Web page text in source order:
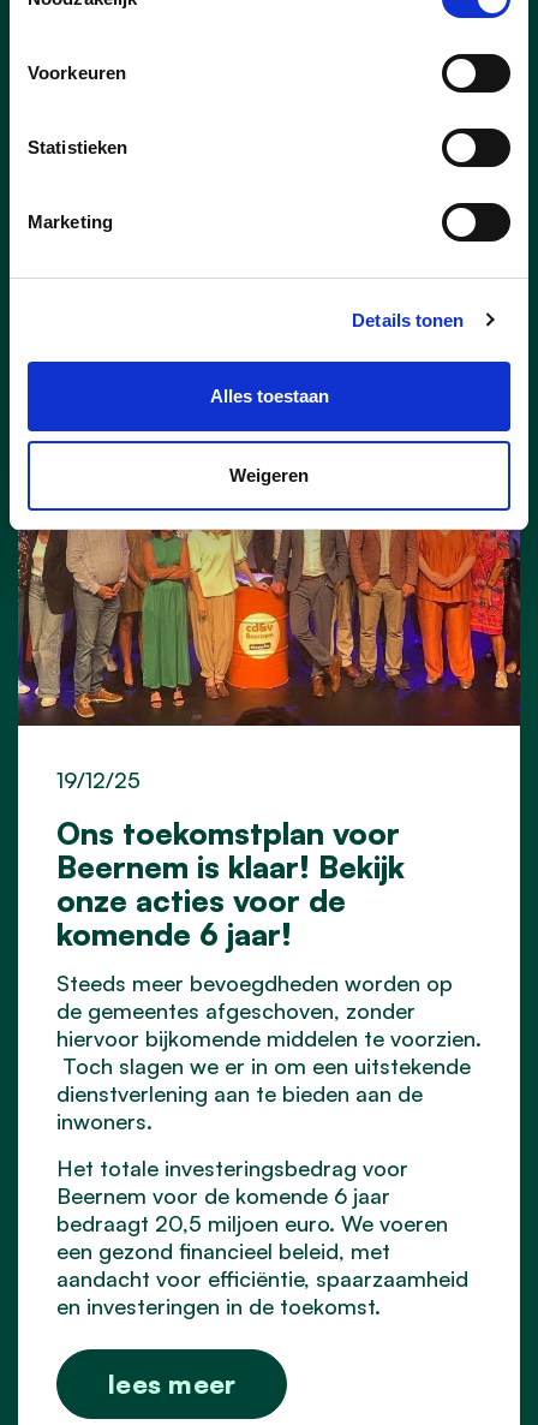
Voorkeuren
Statistieken
Marketing
Details tonen
Alles toestaan
Weigeren
lanceerde tijdens de gemeenteraad van
januari het opmerkelijke voorstel van een
gemeentelijke uitvoeringsmonitor, waarin
de belangrijkste actiepunten uit het
waarvan de voortgang één à twee keer
per jaar publiek wordt gecommuniceerd.
Ons toekomstplan voor
Beernem is klaar! Bekijk
onze acties voor de
komende 6 jaar!
19/12/25
Steeds meer bevoegdheden worden op
de gemeentes afgeschoven, zonder
hiervoor bijkomende middelen te voorzien.
Toch slagen we er in om een uitstekende
dienstverlening aan te bieden aan de
inwoners.
Het totale investeringsbedrag voor
Beernem voor de komende 6 jaar
bedraagt 20,5 miljoen euro. We voeren
een gezond financieel beleid, met
aandacht voor efficiëntie, spaarzaamheid
en investeringen in de toekomst.
lees meer